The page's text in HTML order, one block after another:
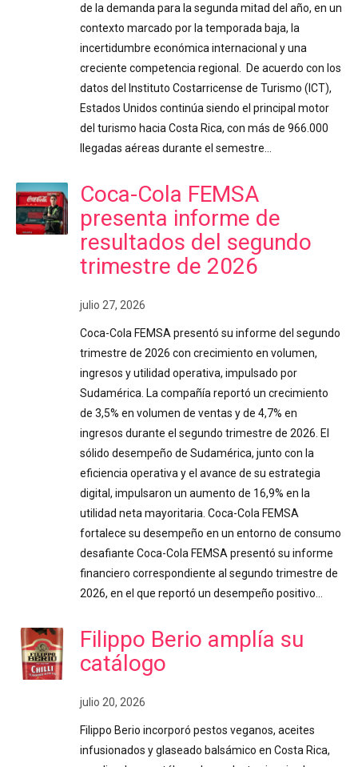
de la demanda para la segunda mitad del año, en un
contexto marcado por la temporada baja, la
incertidumbre económica internacional y una
creciente competencia regional. De acuerdo con los
datos del Instituto Costarricense de Turismo (ICT),
Estados Unidos continúa siendo el principal motor
del turismo hacia Costa Rica, con más de 966.000
llegadas aéreas durante el semestre…
Coca-Cola FEMSA
presenta informe de
resultados del segundo
trimestre de 2026
julio 27, 2026
Coca-Cola FEMSA presentó su informe del segundo
trimestre de 2026 con crecimiento en volumen,
ingresos y utilidad operativa, impulsado por
Sudamérica. La compañía reportó un crecimiento
de 3,5% en volumen de ventas y de 4,7% en
ingresos durante el segundo trimestre de 2026. El
sólido desempeño de Sudamérica, junto con la
eficiencia operativa y el avance de su estrategia
digital, impulsaron un aumento de 16,9% en la
utilidad neta mayoritaria. Coca-Cola FEMSA
fortalece su desempeño en un entorno de consumo
desafiante Coca-Cola FEMSA presentó su informe
financiero correspondiente al segundo trimestre de
2026, en el que reportó un desempeño positivo…
Filippo Berio amplía su
catálogo
julio 20, 2026
Filippo Berio incorporó pestos veganos, aceites
infusionados y glaseado balsámico en Costa Rica,